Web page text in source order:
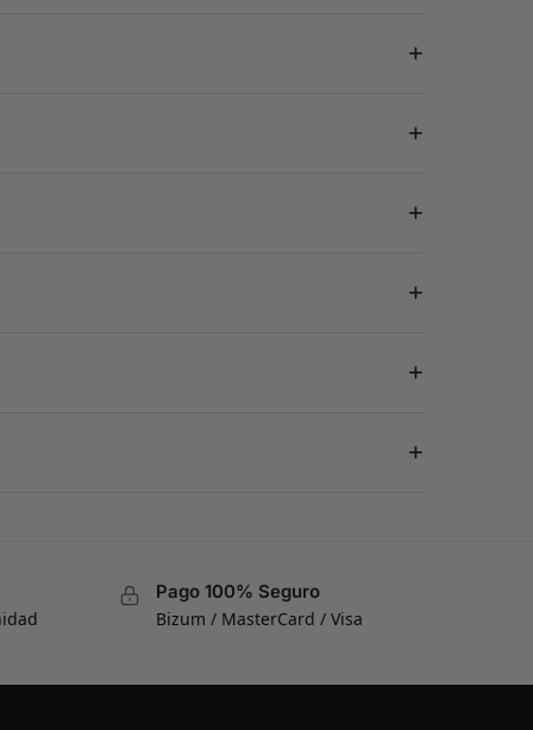
+
+
+
+
+
+
Pago 100% Seguro
Bizum / MasterCard / Visa